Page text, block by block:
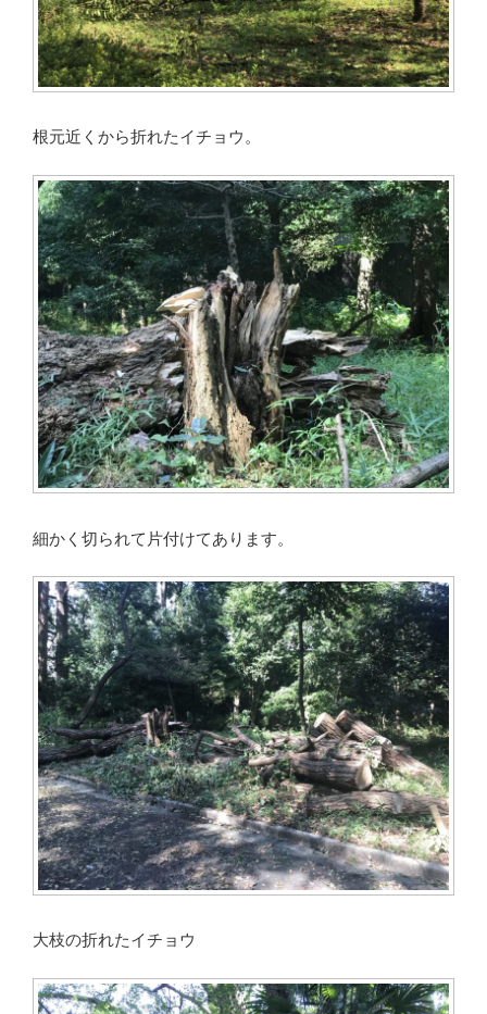
根元近くから折れたイチョウ。
細かく切られて片付けてあります。
大枝の折れたイチョウ